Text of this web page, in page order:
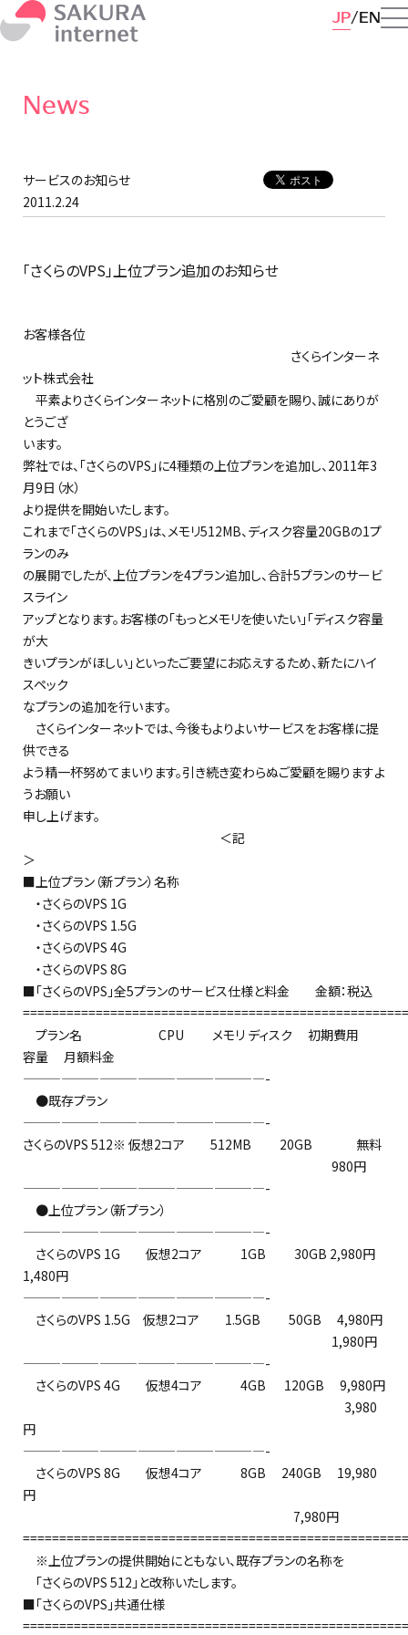
JP EN
News
サービスのお知らせ
2011.2.24
「さくらのVPS」上位プラン追加のお知らせ
お客様各位
さくらインターネ
ット株式会社
平素よりさくらインターネットに格別のご愛顧を賜り、誠にありが
とうござ
います。
弊社では、「さくらのVPS」に4種類の上位プランを追加し、2011年3
月9日（水）
より提供を開始いたします。
これまで「さくらのVPS」は、メモリ512MB、ディスク容量20GBの1プ
ランのみ
の展開でしたが、上位プランを4プラン追加し、合計5プランのサービ
スライン
アップとなります。お客様の「もっとメモリを使いたい」「ディスク容量
が大
きいプランがほしい」といったご要望にお応えするため、新たにハイ
スペック
なプランの追加を行います。
さくらインターネットでは、今後もよりよいサービスをお客様に提
供できる
よう精一杯努めてまいります。引き続き変わらぬご愛顧を賜りますよ
うお願い
申し上げます。
＜記
＞
■上位プラン（新プラン）名称
・さくらのVPS 1G
・さくらのVPS 1.5G
・さくらのVPS 4G
・さくらのVPS 8G
■「さくらのVPS」全5プランのサービス仕様と料金 金額：税込
プラン名 CPU メモリ ディスク 初期費用
容量 月額料金
———————————————————-
●既存プラン
———————————————————-
さくらのVPS 512※ 仮想2コア 512MB 20GB 無料
980円
———————————————————-
●上位プラン（新プラン）
———————————————————-
さくらのVPS 1G 仮想2コア 1GB 30GB 2,980円
1,480円
———————————————————-
さくらのVPS 1.5G 仮想2コア 1.5GB 50GB 4,980円
1,980円
———————————————————-
さくらのVPS 4G 仮想4コア 4GB 120GB 9,980円
3,980
円
———————————————————-
さくらのVPS 8G 仮想4コア 8GB 240GB 19,980
円
7,980円
※上位プランの提供開始にともない、既存プランの名称を
「さくらのVPS 512」と改称いたします。
■「さくらのVPS」共通仕様